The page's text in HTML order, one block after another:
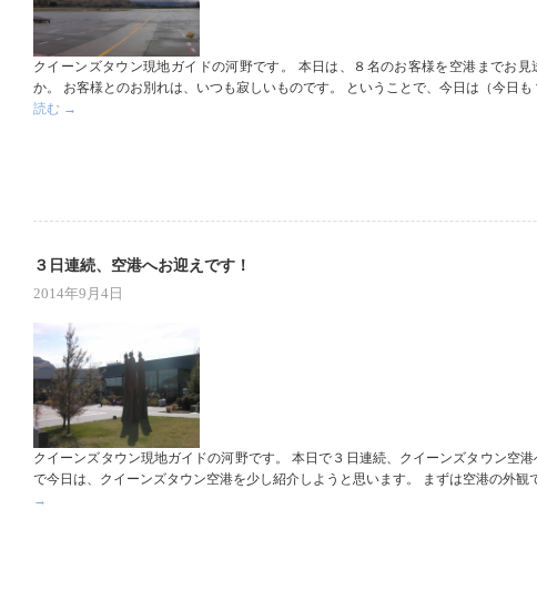
クイーンズタウン現地ガイドの河野です。 本日は、８名のお客様を空港までお
か。 お客様とのお別れは、いつも寂しいものです。 ということで、今日は（今日
読む →
３日連続、空港へお迎えです！
2014年9月4日
クイーンズタウン現地ガイドの河野です。 本日で３日連続、クイーンズタウン空
で今日は、クイーンズタウン空港を少し紹介しようと思います。 まずは空港の外
→